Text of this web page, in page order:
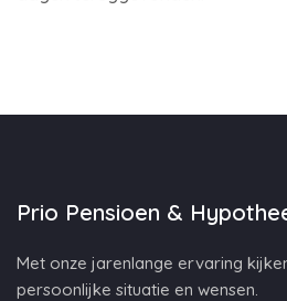
Prio Pensioen &
Met onze jarenlange ervaring
persoonlijke situatie en wensen.